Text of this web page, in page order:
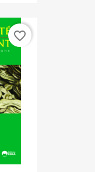
favorite_border